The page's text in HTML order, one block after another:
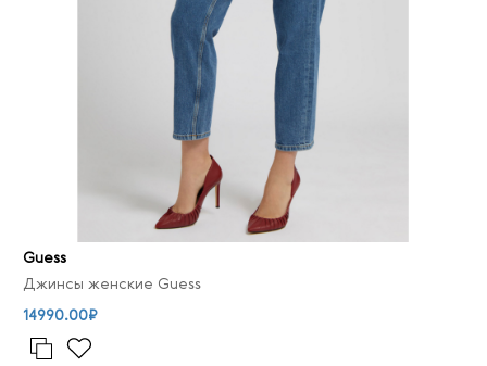
Guess
Джинсы женские Guess
14990.00₽